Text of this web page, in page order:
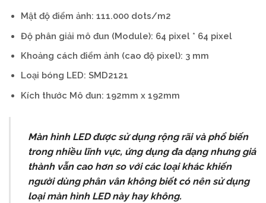
Mật độ điểm ảnh: 111.000 dots/m2
Độ phân giải mô đun (Module): 64 pixel * 64 pixel
Khoảng cách điểm ảnh (cao độ pixel): 3 mm
Loại bóng LED: SMD2121
Kích thước Mô đun: 192mm x 192mm
Màn hình LED được sử dụng rộng rãi và phổ biến
trong nhiều lĩnh vực, ứng dụng đa dạng nhưng giá
thành vẫn cao hơn so với các loại khác khiến
người dùng phân vân không biết có nên sử dụng
loại màn hình LED này hay không.